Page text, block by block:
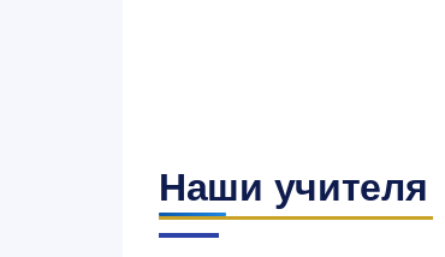
Наши учителя